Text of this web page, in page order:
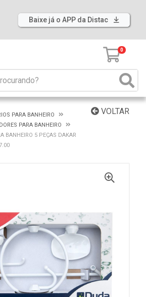
Baixe já o APP da Distac
0
VOLTAR
PARA BANHEIRO
PARA BANHEIRO
BANHEIRO 5 PEÇAS DAKAR